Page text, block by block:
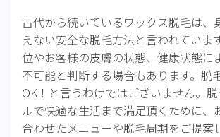
古代から続いているワックス脱毛は、
えない安全な脱毛方法と言われていま
位やお客様の皮膚の状態、健康状態に
不可能と判断する場合もあります。脱
OK！と言うわけではございません。
ルで快適な生活まで満足頂くために、
合わせたメニューや脱毛周期をご提案